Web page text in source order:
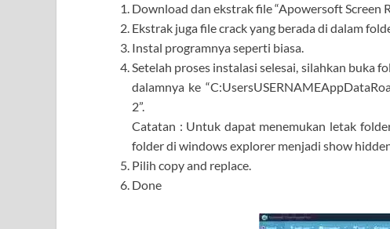
Download dan ekstrak file “Apowersoft Screen
Ekstrak juga file crack yang berada di dalam
Instal programnya seperti biasa.
Setelah proses instalasi selesai, silahkan buka
dalamnya ke
2”.
Catatan : Untuk dapat menemukan letak
folder di windows explorer menjadi show
Pilih copy and replace.
Done